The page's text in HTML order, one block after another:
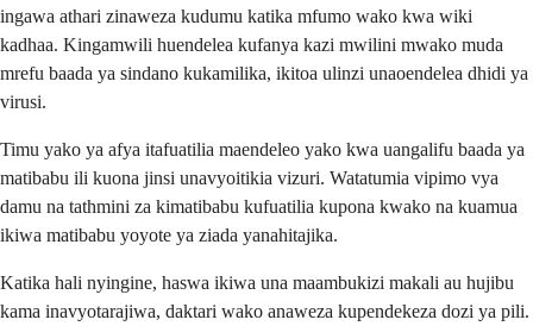
ingawa athari zinaweza kudumu katika mfumo wako kwa wiki
kadhaa. Kingamwili huendelea kufanya kazi mwilini mwako muda
mrefu baada ya sindano kukamilika, ikitoa ulinzi unaoendelea dhidi ya
virusi.
Timu yako ya afya itafuatilia maendeleo yako kwa uangalifu baada ya
matibabu ili kuona jinsi unavyoitikia vizuri. Watatumia vipimo vya
damu na tathmini za kimatibabu kufuatilia kupona kwako na kuamua
ikiwa matibabu yoyote ya ziada yanahitajika.
Katika hali nyingine, haswa ikiwa una maambukizi makali au hujibu
kama inavyotarajiwa, daktari wako anaweza kupendekeza dozi ya pili.